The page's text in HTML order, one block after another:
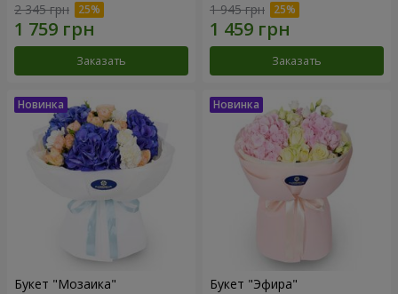
2 345 грн
Заказать
1 945 грн
Заказать
Букет "Мозаика" Букет "Эфира"